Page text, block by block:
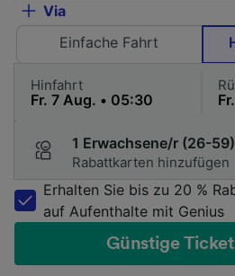
Via
Einfache Fahrt
Hinfahrt
1 Erwachsene/r (26-59)
Rabattkarten hinzufügen
Erhalten Sie bis zu 20 %
auf Aufenthalte mit Genius
Günstige